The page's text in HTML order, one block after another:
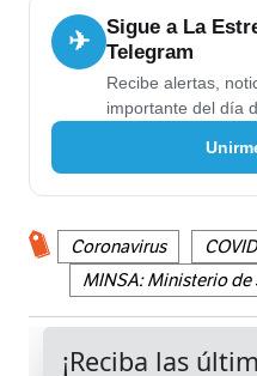
✈
Sigue a La
Telegram
Recibe alertas,
importante del día
Coronavirus
MINSA: Ministerio de